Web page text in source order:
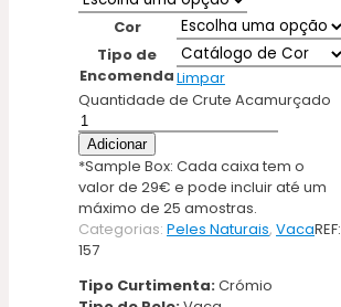
Cor
Tipo de
EncomendaLimpar
Quantidade de Crute Acamurçado
Adicionar
*Sample Box: Cada caixa tem o
valor de 29€ e pode incluir até um
máximo de 25 amostras.
Categorias: Peles Naturais, VacaREF:
157
Tipo Curtimenta:Crómio